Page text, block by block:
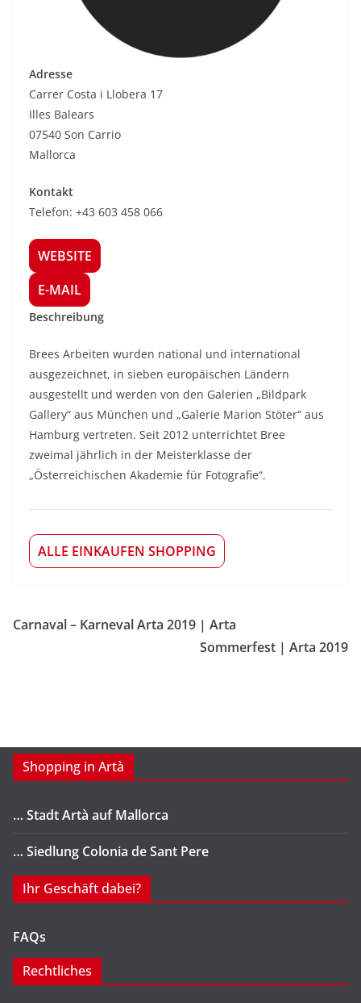
Adresse
Carrer Costa i Llobera 17
Illes Balears
07540 Son Carrio
Mallorca
Kontakt
Telefon: +43 603 458 066
WEBSITE
E-MAIL
Beschreibung
Brees Arbeiten wurden national und international
ausgezeichnet, in sieben europäischen Ländern
ausgestellt und werden von den Galerien „Bildpark
Gallery“ aus München und „Galerie Marion Stöter“ aus
Hamburg vertreten. Seit 2012 unterrichtet Bree
zweimal jährlich in der Meisterklasse der
„Österreichischen Akademie für Fotografie“.
ALLE EINKAUFEN SHOPPING
Carnaval – Karneval Arta 2019 | Arta
Sommerfest | Arta 2019
Shopping in Artà
… Stadt Artà auf Mallorca
… Siedlung Colonia de Sant Pere
Ihr Geschäft dabei?
FAQs
Rechtliches